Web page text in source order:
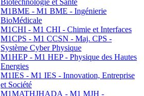
Biotechnologie et Santé
M1BME - M1 BME - Ingénierie
BioMédicale
M1CHI - M1 CHI - Chimie et Interfaces
M1CPS - M1 CCSN - Maj. CPS -
Système Cyber Physique
M1HEP - M1 HEP - Physique des Hautes
Energies
M1IES - M1 IES - Innovation, Entreprise
et Société
M1MATHJHADA - M1 MJH -